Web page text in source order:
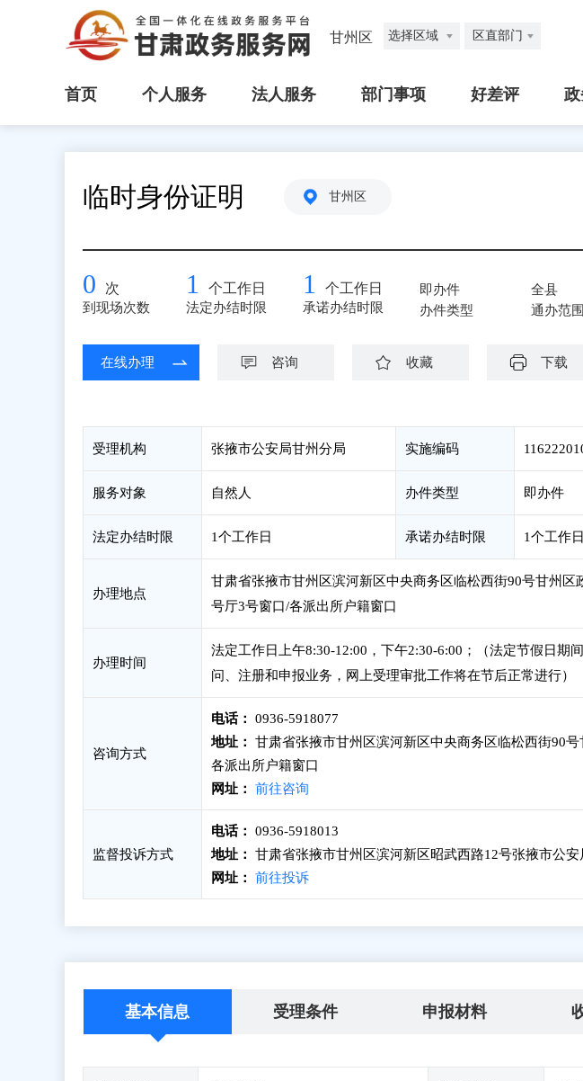
甘州区 选择区域 区直部门
首页 个人服务 法人服务 部门事项 好差评
临时身份证明 甘州区
0 次
到现场次数
1 个工作日
法定办结时限
1 个工作日
承诺办结时限
即办件
办件类型
全县
通办范围
在线办理 咨询 收藏 下载
受理机构 张掖市公安局甘州分局 实施编码
服务对象 自然人 办件类型 即办件
法定办结时限 1个工作日 承诺办结时限 1个工作日
办理地点
甘肃省张掖市甘州区滨河新区中央商务区临松西街90号甘州区
号厅3号窗口/各派出所户籍窗口
办理时间
法定工作日上午8:30-12:00，下午2:30-6:00；（法定节假日期
问、注册和申报业务，网上受理审批工作将在节后正常进行）
咨询方式
电话：
0936-5918077
地址：
甘肃省张掖市甘州区滨河新区中央商务区临松西街90
各派出所户籍窗口
网址：
前往咨询
监督投诉方式
电话：
0936-5918013
地址：
甘肃省张掖市甘州区滨河新区昭武西路12号张掖市公
网址：
前往投诉
基本信息 受理条件 申报材料